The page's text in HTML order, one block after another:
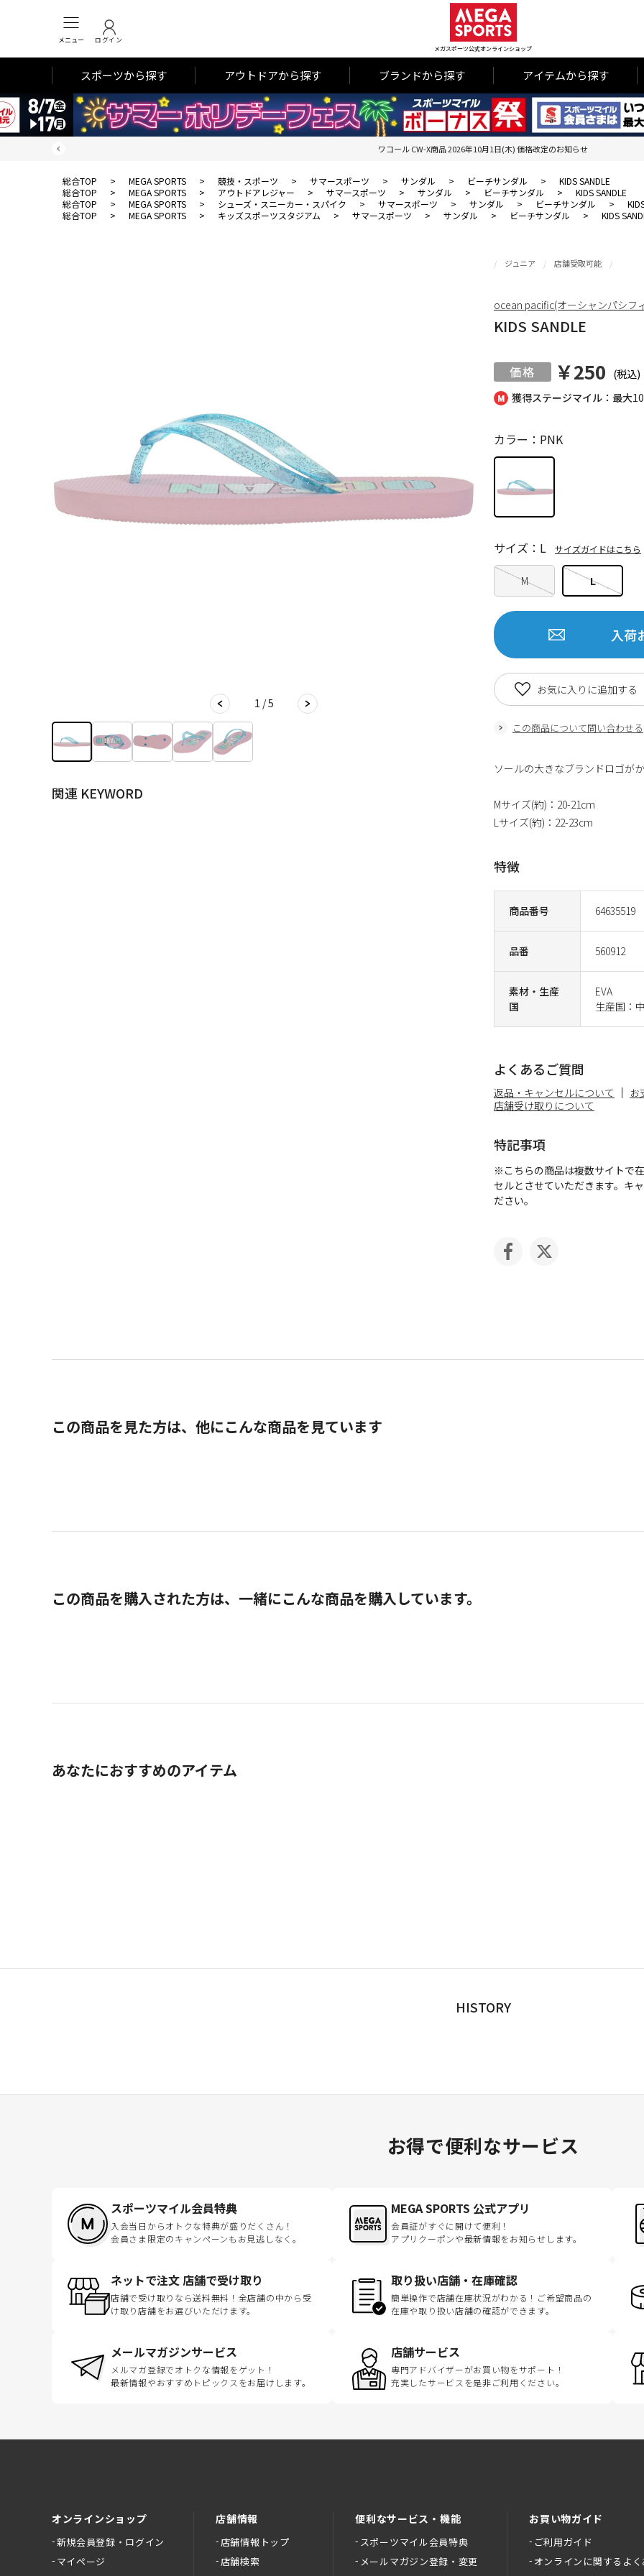
メニュー ログイン
メガスポーツ公式オンラインショップ
スポーツから探す アウトドアから探す ブランドから探す アイテムから探す
ワコール CW-X商品 2026年10月1日(木) 価格改定のお知らせ
総合TOP > MEGA SPORTS > 競技・スポーツ > サマースポーツ > サンダル > ビーチサンダル >
KIDS SANDLE
総合TOP
> MEGA SPORTS > アウトドアレジャー > サマースポーツ > サンダル > ビーチサンダル >
KIDS SANDLE
総合TOP
> MEGA SPORTS > シューズ・スニーカー・スパイク > サマースポーツ > サンダル > ビーチサンダル >
総合TOP
> MEGA SPORTS > キッズスポーツスタジアム > サマースポーツ > サンダル > ビーチサンダル > KIDS
1 / 5
関連 KEYWORD
獲得ステージマイル：最大
ジュニア 店舗受取可能
KIDS SANDLE
￥250 (税込)
商品番号 64635519
品番 560912
素材・生産
国
EVA
生産国：
カラー：PNK
M L
サイズ：L サイズガイドはこちら
入荷
この商品について問い合わせる
お気に入りに追加する
ocean pacific(オーシャンパシフ
ソールの大きなブランドロゴが
Mサイズ(約)：20-21cm
Lサイズ(約)：22-23cm
特徴
よくあるご質問
返品・キャンセルについて
お
店舗受け取りについて
特記事項
※こちらの商品は複数サイトで
セルとさせていただきます。キ
ださい。
この商品を見た方は、他にこんな商品を見ています
この商品を購入された方は、一緒にこんな商品を購入しています。
あなたにおすすめのアイテム
HISTORY
お得で便利なサービス
スポーツマイル会員特典
入会当日からオトクな特典が盛りだくさん！
会員さま限定のキャンペーンもお見逃しなく。
MEGA SPORTS 公式アプリ
会員証がすぐに開けて便利！
アプリクーポンや最新情報をお知らせします。
ネットで注文 店舗で受け取り
店舗で受け取りなら送料無料！全店舗の中から受
け取り店舗をお選びいただけます。
取り扱い店舗・在庫確認
簡単操作で店舗在庫状況がわかる！ご希望商品の
在庫や取り扱い店舗の確認ができます。
メールマガジンサービス
メルマガ登録でオトクな情報をゲット！
最新情報やおすすめトピックスをお届けします。
店舗サービス
専門アドバイザーがお買い物をサポート！
充実したサービスを是非ご利用ください。
オンラインショップ
新規会員登録・ログイン
マイページ
店舗情報
店舗情報トップ
店舗検索
便利なサービス・機能
スポーツマイル会員特典
メールマガジン登録・変更
お買い物ガイド
ご利用ガイド
オンラインに関するよ